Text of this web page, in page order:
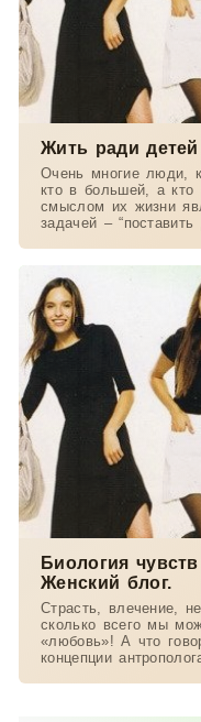
Жить ради
Очень многие люди,
кто в большей, а кто
смыслом их жизни
задачей – “поставить
Биология
Женский блог.
Страсть, влечение,
сколько всего мы
«любовь»! А что
концепции